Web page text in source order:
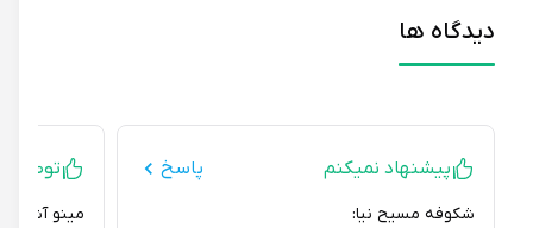
دیدگاه ها
پیشنهاد نمیکنم پاسخ
شکوفه مسیح نیا:
توصیه ای
مینو آشناگر: